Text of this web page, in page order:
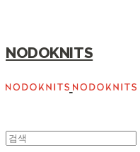
NODOKNITS